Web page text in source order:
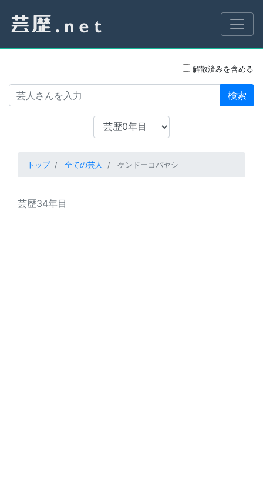
解散済みを含める
検索
トップ 全ての芸人 ケンドーコバヤシ
芸歴34年目